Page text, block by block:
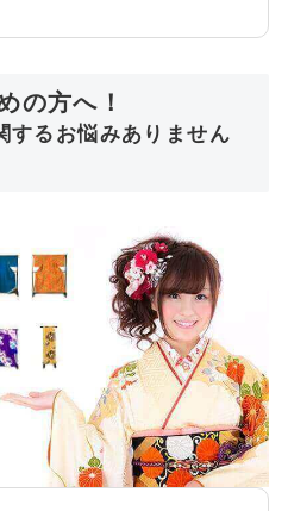
の方へ！
するお悩みありません